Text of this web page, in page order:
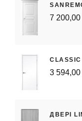
7 200,00
3 594,00
ДВЕРІ